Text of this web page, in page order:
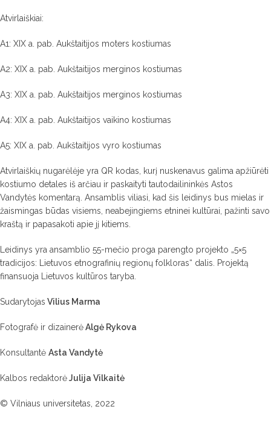
Atvirlaiškiai:
A1: XIX a. pab. Aukštaitijos moters kostiumas
A2: XIX a. pab. Aukštaitijos merginos kostiumas
A3: XIX a. pab. Aukštaitijos merginos kostiumas
A4: XIX a. pab. Aukštaitijos vaikino kostiumas
A5: XIX a. pab. Aukštaitijos vyro kostiumas
Atvirlaiškių nugarėlėje yra QR kodas, kurį nuskenavus galima apžiūrėti
kostiumo detales iš arčiau ir paskaityti tautodailininkės Astos
Vandytės komentarą. Ansamblis viliasi, kad šis leidinys bus mielas ir
žaismingas būdas visiems, neabejingiems etninei kultūrai, pažinti savo
kraštą ir papasakoti apie jį kitiems.
Leidinys yra ansamblio 55-mečio proga parengto projekto „5×5
tradicijos: Lietuvos etnografinių regionų folkloras“ dalis. Projektą
finansuoja Lietuvos kultūros taryba.
Sudarytojas Vilius Marma
Fotografė ir dizainerėAlgė Rykova
Konsultantė Asta Vandytė
Kalbos redaktorėJulija Vilkaitė
© Vilniaus universitetas, 2022